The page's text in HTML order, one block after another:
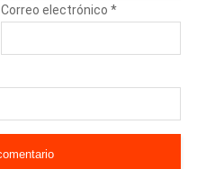
Correo electrónico*